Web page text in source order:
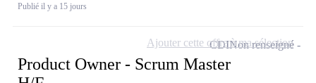
Publié il y a 15 jours
Product Owner - Scrum Master
CDINon renseigné
Ajouter cette offre à ma sélection